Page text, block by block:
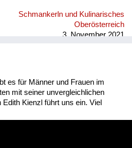
Schmankerln und Kulinarisches
Oberösterreich
3. November 2021
es für Männer und Frauen im
mit seiner unvergleichlichen
Kienzl führt uns ein. Viel